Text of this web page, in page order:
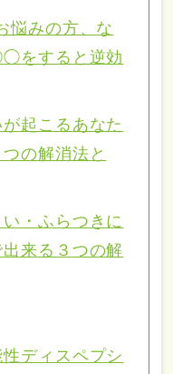
悩みの方、な
をすると逆効
起こるあなた
の解消法と
・ふらつきに
来る３つの解
ディスペプシ